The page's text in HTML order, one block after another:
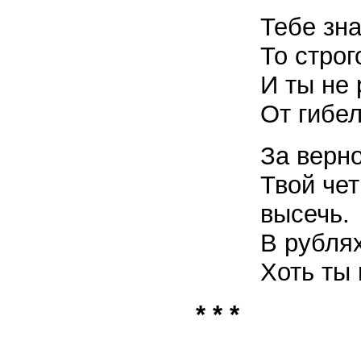
Тебе
То
И ты не
От
За
Твой
высечь.
В
Хоть ты
* * *